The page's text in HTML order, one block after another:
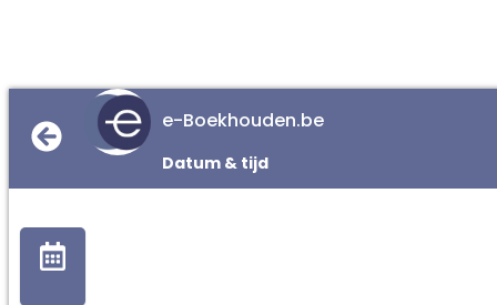
e-Boekhouden.be
Datum & tijd